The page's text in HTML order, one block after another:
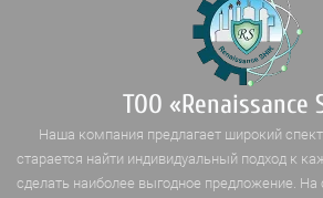
ТОО «Renaissance
Наша компания предлагает широкий
старается найти индивидуальный подход к
сделать наиболее выгодное предложение.